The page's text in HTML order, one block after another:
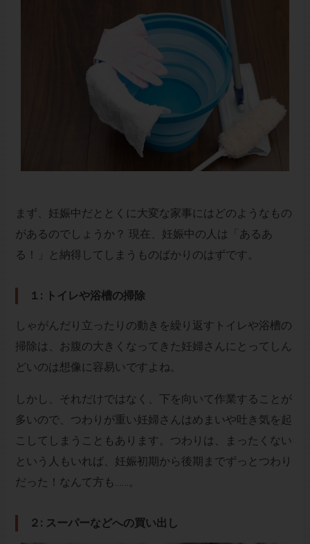
まず、妊娠中だととくに大変な家事にはどのようなもの
があるのでしょうか？ 現在、妊娠中の人は「あるあ
る！」と納得してしまうものばかりのはずです。
１: トイレや浴槽の掃除
しゃがんだり立ったりの動きを繰り返すトイレや浴槽の
掃除は、お腹の大きくなってきた妊婦さんにとってしん
どいのは想像に容易いですよね。
しかし、それだけではなく、下を向いて作業することが
多いので、つわりが重い妊婦さんはめまいや吐き気を起
こしてしまうこともあります。つわりは、まったくない
という人もいれば、妊娠初期から後期までずっとつわり
だった！なんて方も……。
２: スーパーなどへの買い出し